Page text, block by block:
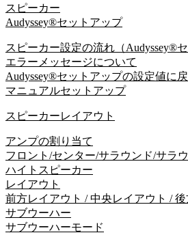
スピーカー
Audyssey®セットアップ
スピーカー設定の流れ（Audyssey®セ
エラーメッセージについて
Audyssey®セットアップの設定値に
マニュアルセットアップ
スピーカーレイアウト
アンプの割り当て
フロント/センター/サラウンド/サラ
ハイトスピーカー
レイアウト
前方レイアウト / 中央レイアウト /
サブウーハー
サブウーハーモード